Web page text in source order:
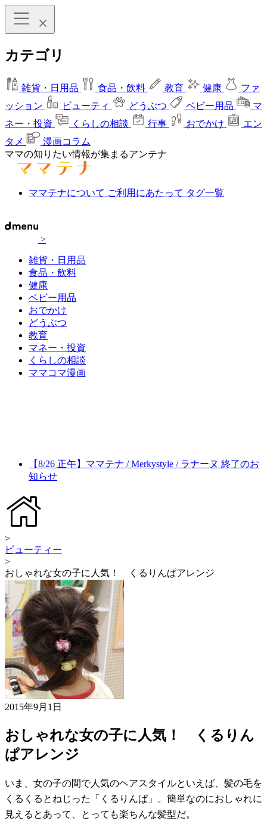
カテゴリ
雑貨・日用品 食品・飲料 教育 健康
ファ
ッション
ビューティ どうぶつ ベビー用品
マ
ネー・投資
くらしの相談 行事 おでかけ
エン
タメ
漫画コラム
ママの知りたい情報が集まるアンテナ
ママテナについて ご利用にあたって タグ一覧
>
雑貨・日用品
食品・飲料
健康
ベビー用品
おでかけ
どうぶつ
教育
マネー・投資
くらしの相談
ママコマ漫画
【8/26 正午】ママテナ / Merkystyle / ラナーヌ 終了のお
知らせ
>
ビューティー
>
おしゃれな女の子に人気！ くるりんぱアレンジ
2015年9月1日
おしゃれな女の子に人気！ くるりん
ぱアレンジ
いま、女の子の間で人気のヘアスタイルといえば、髪の毛を
くるくるとねじった「くるりんぱ」。簡単なのにおしゃれに
見えるとあって、とっても楽ちんな髪型だ。